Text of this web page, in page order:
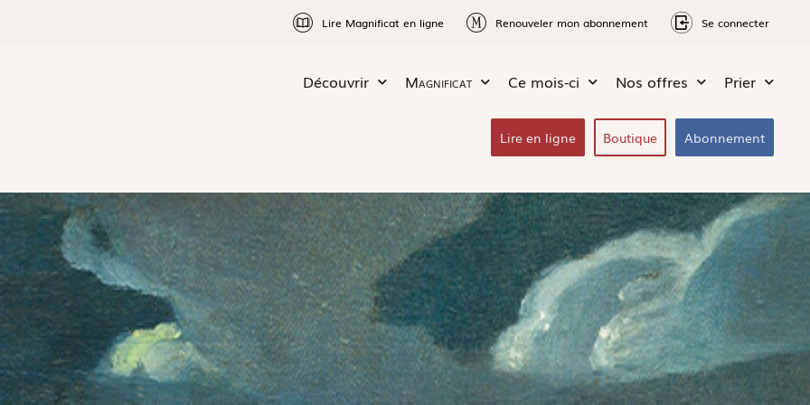
Lire Magnificat en ligne Renouveler mon abonnement Se connecter
Découvrir Magnificat Ce mois-ci Nos offres Prier
Lire en ligne Boutique Abonnement